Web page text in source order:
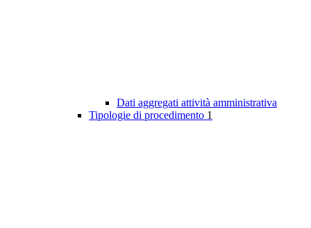
Dati aggregati attività amministrativa
Tipologie di procedimento 1